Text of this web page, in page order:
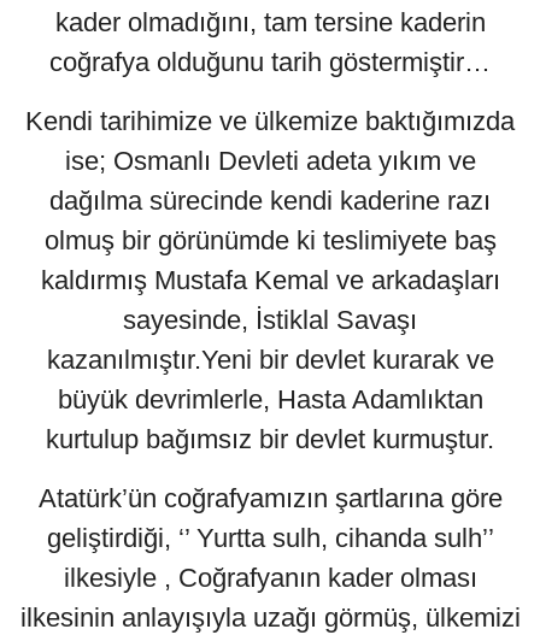
kader olmadığını, tam tersine kaderin
coğrafya olduğunu tarih göstermiştir…
Kendi tarihimize ve ülkemize baktığımızda
ise; Osmanlı Devleti adeta yıkım ve
dağılma sürecinde kendi kaderine razı
olmuş bir görünümde ki teslimiyete baş
kaldırmış Mustafa Kemal ve arkadaşları
sayesinde, İstiklal Savaşı
kazanılmıştır.Yeni bir devlet kurarak ve
büyük devrimlerle, Hasta Adamlıktan
kurtulup bağımsız bir devlet kurmuştur.
Atatürk’ün coğrafyamızın şartlarına göre
geliştirdiği, ‘’ Yurtta sulh, cihanda sulh’’
ilkesiyle , Coğrafyanın kader olması
ilkesinin anlayışıyla uzağı görmüş, ülkemizi